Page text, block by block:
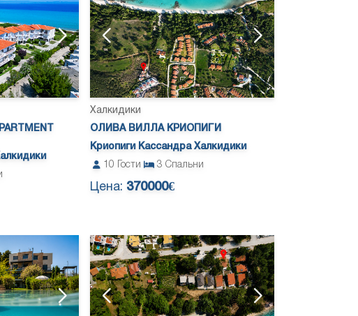
Халкидики
ОЛИВА ВИЛЛА КРИОПИГИ
Криопиги Кассандра Халкидики
10
Гости 3 Спальни
Цена: 370000€